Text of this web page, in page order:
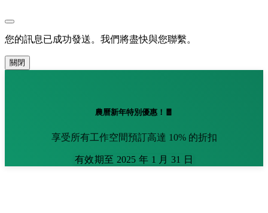
您的訊息已成功發送。我們將盡快與您聯繫。
關閉
農曆新年特別優惠！🧧
享受所有工作空間預訂高達 10% 的折扣
有效期至 2025 年 1 月 31 日